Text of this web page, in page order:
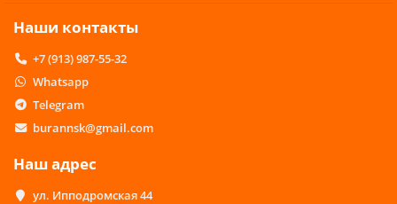
Наши контакты
+7 (913) 987-55-32
Whatsapp
Telegram
burannsk@gmail.com
Наш адрес
ул. Ипподромская 44